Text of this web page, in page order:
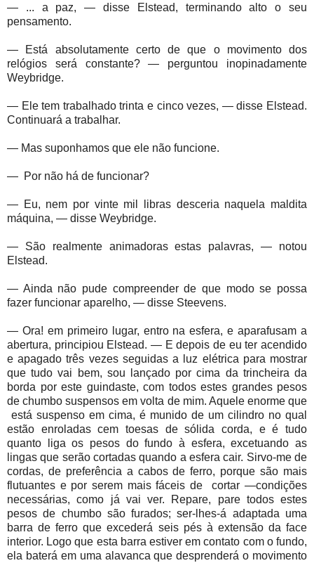
— ... a paz, — disse Elstead, terminando alto o seu
pensamento.
— Está absolutamente certo de que o movimento dos
relógios será constante? — perguntou inopinadamente
Weybridge.
— Ele tem trabalhado trinta e cinco vezes, — disse Elstead.
Continuará a trabalhar.
— Mas suponhamos que ele não funcione.
— Por não há de funcionar?
— Eu, nem por vinte mil libras desceria naquela maldita
máquina, — disse Weybridge.
— São realmente animadoras estas palavras, — notou
Elstead.
— Ainda não pude compreender de que modo se possa
fazer funcionar aparelho, — disse Steevens.
— Ora! em primeiro lugar, entro na esfera, e aparafusam a
abertura, principiou Elstead. — E depois de eu ter acendido
e apagado três vezes seguidas a luz elétrica para mostrar
que tudo vai bem, sou lançado por cima da trincheira da
borda por este guindaste, com todos estes grandes pesos
de chumbo suspensos em volta de mim. Aquele enorme que
está suspenso em cima, é munido de um cilindro no qual
estão enroladas cem toesas de sólida corda, e é tudo
quanto liga os pesos do fundo à esfera, excetuando as
lingas que serão cortadas quando a esfera cair. Sirvo-me de
cordas, de preferência a cabos de ferro, porque são mais
flutuantes e por serem mais fáceis de
cortar —condições
necessárias, como já vai ver. Repare, pare todos estes
pesos de chumbo são furados; ser-lhes-á adaptada uma
barra de ferro que excederá seis pés à extensão da face
interior. Logo que esta barra estiver em contato com o fundo,
ela baterá em uma alavanca que desprenderá o movimento